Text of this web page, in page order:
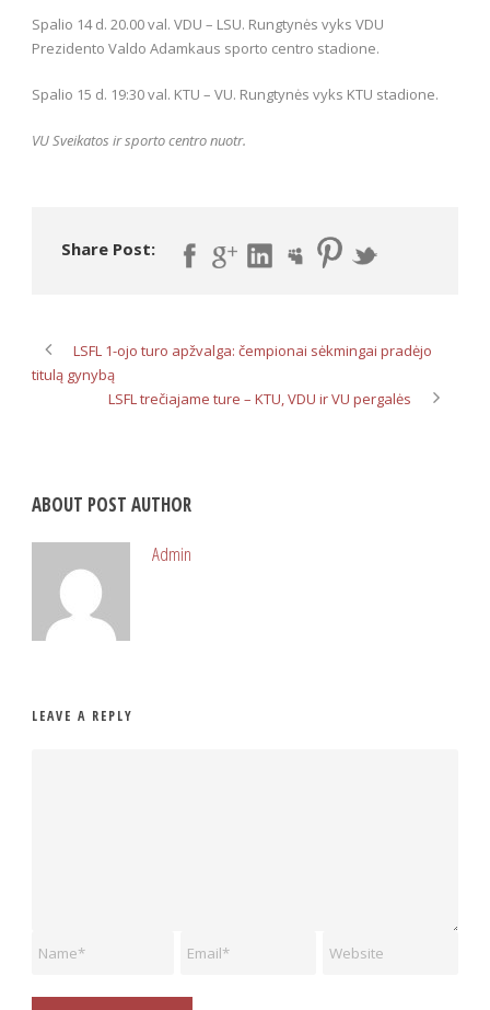
Spalio 14 d. 20.00 val. VDU – LSU. Rungtynės vyks VDU
Prezidento Valdo Adamkaus sporto centro stadione.
Spalio 15 d. 19:30 val. KTU – VU. Rungtynės vyks KTU stadione.
VU Sveikatos ir sporto centro nuotr.
Share Post:
LSFL 1-ojo turo apžvalga: čempionai sėkmingai pradėjo
titulą gynybą
LSFL trečiajame ture – KTU, VDU ir VU pergalės
ABOUT POST AUTHOR
Admin
LEAVE A REPLY